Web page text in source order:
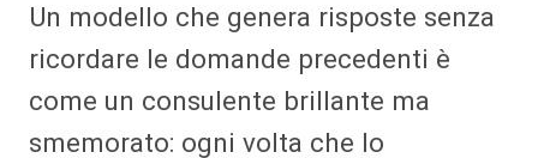
Un modello che genera risposte senza
ricordare le domande precedenti è
come un consulente brillante ma
smemorato: ogni volta che lo